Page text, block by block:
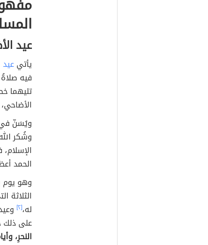
عيد
يأتي
فيه
تليهما
ويُسَنّ في
وشُكر
الحمد
وهو يوم
الثلاثة
له،[٢]
على ذلك
النحرِ،